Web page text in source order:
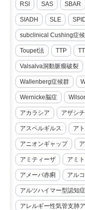
RSI SAS SBAR
SIADH SLE
subclinical Cushing症
Toupet法 TTP
Valsalva洞動脈瘤破裂
Wallenberg症候群
Wernicke脳症
アカラシア アザシ
アスペルギルス ア
アニオンギャップ
アミティーザ アミ
アメーバ赤痢 アル
アルツハイマー型認知症
アレルギー性気管支肺